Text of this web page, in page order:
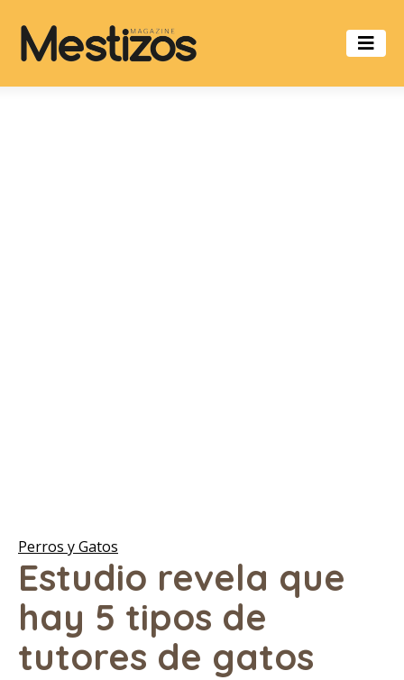
Perros y Gatos
Estudio revela que
hay 5 tipos de
tutores de gatos